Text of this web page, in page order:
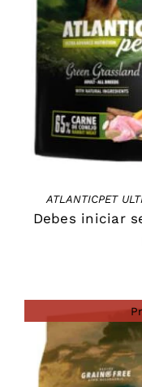
ATLANTICPET
Debes iniciar